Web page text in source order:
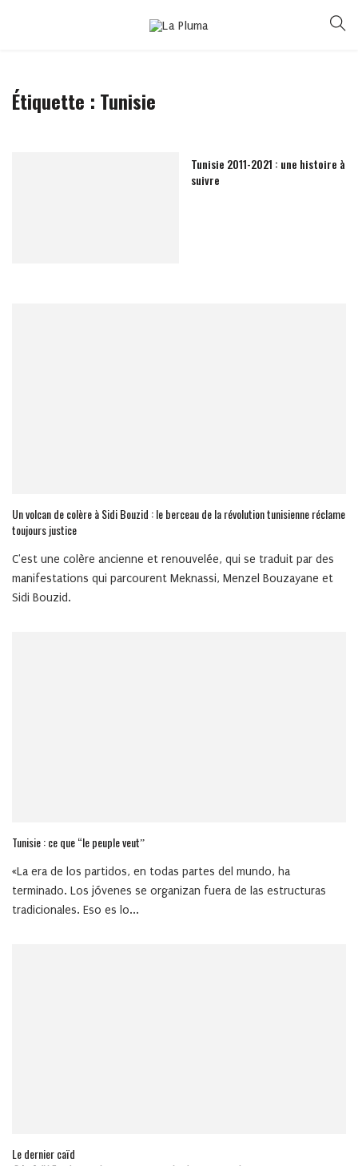
Étiquette : Tunisie
Tunisie 2011-2021 : une histoire à
suivre
Un volcan de colère à Sidi Bouzid : le berceau de la révolution tunisienne réclame
toujours justice
C'est une colère ancienne et renouvelée, qui se traduit par des
manifestations qui parcourent Meknassi, Menzel Bouzayane et
Sidi Bouzid.
Tunisie : ce que “le peuple veutˮ
«La era de los partidos, en todas partes del mundo, ha
terminado. Los jóvenes se organizan fuera de las estructuras
tradicionales. Eso es lo...
Le dernier caïd